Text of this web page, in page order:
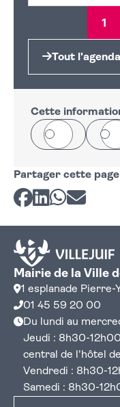
1
Tout l'agenda
Cette
Oui
Partager cette page
Partager sur
Partager sur
Partager
Mairie de la Ville
1 esplanade
01 45 59 20 00
Du lundi au
Jeudi : 8h30-
central de l'hôtel
Vendredi : 8h30-
Samedi : 8h30-